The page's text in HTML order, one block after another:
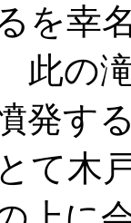
を幸
此の
発す
て木